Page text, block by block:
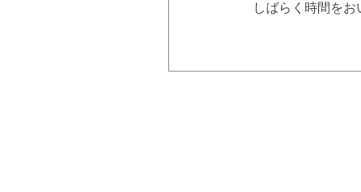
しばらく時間を